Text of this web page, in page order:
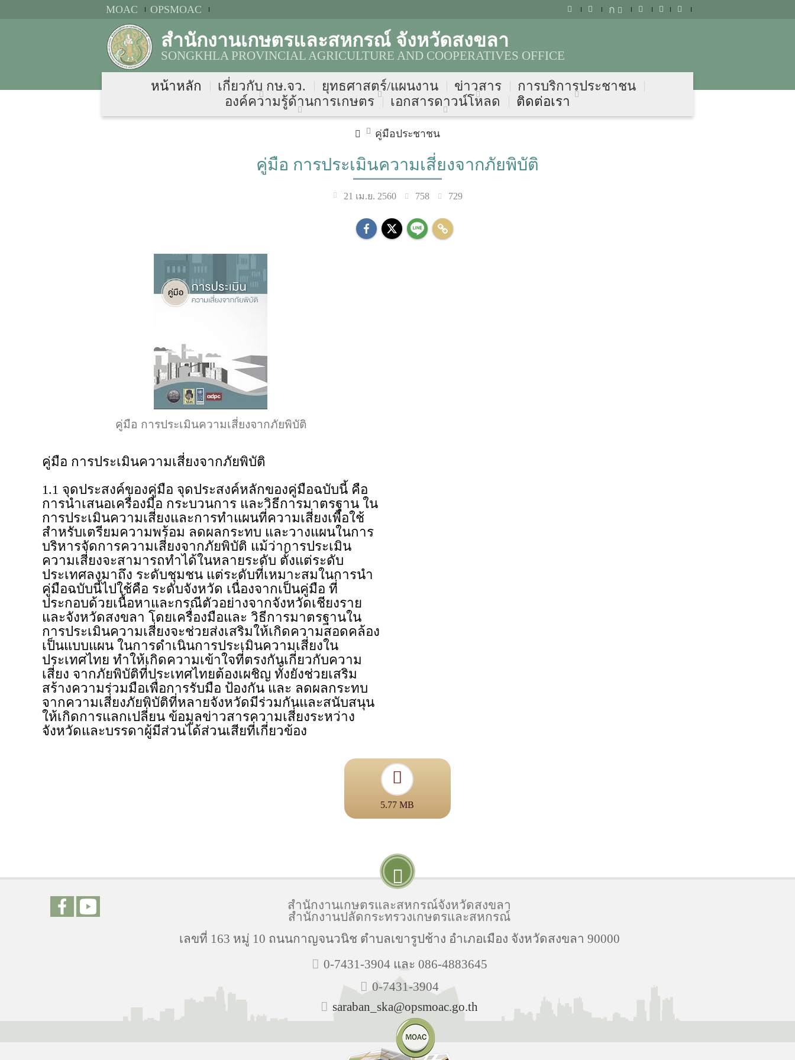
MOAC OPSMOAC ก
สำนักงานเกษตรและสหกรณ์ จังหวัดสงขลา
SONGKHLA PROVINCIAL AGRICULTURE AND COOPERATIVES OFFICE
หน้าหลัก เกี่ยวกับ กษ.จว. ยุทธศาสตร์/แผนงาน ข่าวสาร
การบริการประชาชน
องค์ความรู้ด้านการเกษตร
เอกสารดาวน์โหลด ติดต่อเรา
คู่มือประชาชน
คู่มือ การประเมินความเสี่ยงจากภัยพิบัติ
21 เม.ย. 2560 758 729
คู่มือ การประเมินความเสี่ยงจากภัยพิบัติ
คู่มือ การประเมินความเสี่ยงจากภัยพิบัติ
1.1 จุดประสงค์ของคู่มือ จุดประสงค์หลักของคู่มือฉบับนี้ คือ
การนำเสนอเครื่องมือ กระบวนการ และวิธีการมาตรฐาน ใน
การประเมินความเสี่ยงและการทำแผนที่ความเสี่ยงเพื่อใช้
สำหรับเตรียมความพร้อม ลดผลกระทบ และวางแผนในการ
บริหารจัดการความเสี่ยงจากภัยพิบัติ แม้ว่าการประเมิน
ความเสี่ยงจะสามารถทำได้ในหลายระดับ ตั้งแต่ระดับ
ประเทศลงมาถึง ระดับชุมชน แต่ระดับที่เหมาะสมในการนำ
คู่มือฉบับนี้ไปใช้คือ ระดับจังหวัด เนื่องจากเป็นคู่มือ ที่
ประกอบด้วยเนื้อหาและกรณีตัวอย่างจากจังหวัดเชียงราย
และจังหวัดสงขลา โดยเครื่องมือและ วิธีการมาตรฐานใน
การประเมินความเสี่ยงจะช่วยส่งเสริมให้เกิดความสอดคล้อง
เป็นแบบแผน ในการดำเนินการประเมินความเสี่ยงใน
ประเทศไทย ทำให้เกิดความเข้าใจที่ตรงกันเกี่ยวกับความ
เสี่ยง จากภัยพิบัติที่ประเทศไทยต้องเผชิญ ทั้งยังช่วยเสริม
สร้างความร่วมมือเพื่อการรับมือ ป้องกัน และ ลดผลกระทบ
จากความเสี่ยงภัยพิบัติที่หลายจังหวัดมีร่วมกันและสนับสนุน
ให้เกิดการแลกเปลี่ยน ข้อมูลข่าวสารความเสี่ยงระหว่าง
จังหวัดและบรรดาผู้มีส่วนได้ส่วนเสียที่เกี่ยวข้อง
5.77 MB
สำนักงานเกษตรและสหกรณ์จังหวัดสงขลา
สำนักงานปลัดกระทรวงเกษตรและสหกรณ์
เลขที่ 163 หมู่ 10 ถนนกาญจนวนิช ตำบลเขารูปช้าง อำเภอเมือง จังหวัดสงขลา 90000
0-7431-3904 และ 086-4883645
0-7431-3904
saraban_ska@opsmoac.go.th